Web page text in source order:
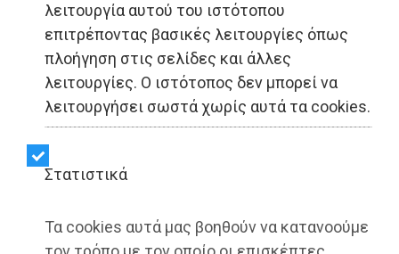
λειτουργία αυτού του ιστότοπου
επιτρέποντας βασικές λειτουργίες όπως
πλοήγηση στις σελίδες και άλλες
λειτουργίες. Ο ιστότοπος δεν μπορεί να
λειτουργήσει σωστά χωρίς αυτά τα cookies.
Στατιστικά
Τα cookies αυτά μας βοηθούν να κατανοούμε
ΑΥΤΟΔΙΟΙΚΗΣΗ - Παιανία
Παιανία: Συνάντηση Μάδη
- Μενδώνη για το
«Κουτούκι»